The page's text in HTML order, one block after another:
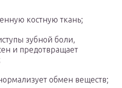
костную ткань;
зубной боли,
и предотвращает
обмен веществ;